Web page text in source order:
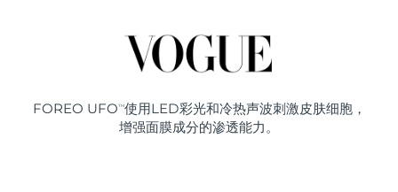
FOREO UFO TM使用LED彩光和冷热声波刺激皮肤细胞，
增强面膜成分的渗透能力。